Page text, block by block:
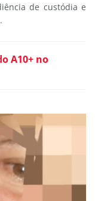
de custódia e
A10+ no